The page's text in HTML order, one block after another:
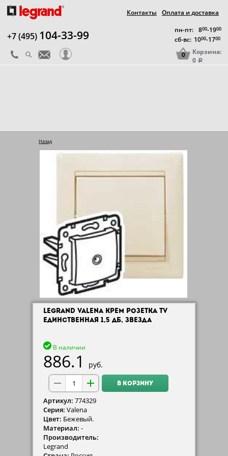
+7 (495) 104-33-99 пн-пт: 800-1900
сб-вс: 1000-1700
Контакты Оплата и доставка
0
Корзина:
0 a
Назад
LEGRAND VALENA КРЕМ РОЗЕТКА TV
ЕДИНСТВЕННАЯ 1,5 ДБ, ЗВЕЗДА
886.1 руб.
В КОРЗИНУ
В наличии
Артикул: 774329
Серия: Valena
Цвет: Бежевый.
Материал: -
Производитель:
Legrand